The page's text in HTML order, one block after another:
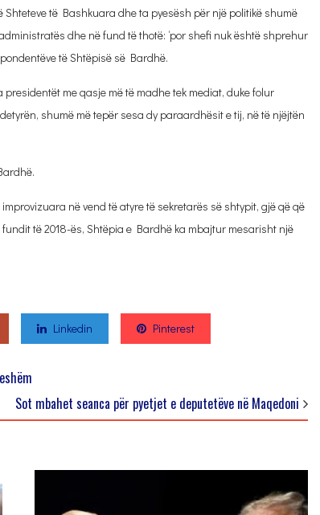
të Bashkuara dhe ta pyesësh për një politikë shumë
dhe në fund të thotë: ‘por shefi nuk është shprehur
të Shtëpisë së Bardhë.
me qasje më të madhe tek mediat, duke folur
shumë më tepër sesa dy paraardhësit e tij, në të njëjtën
në vend të atyre të sekretarës së shtypit, gjë që që
të 2018-ës, Shtëpia e Bardhë ka mbajtur mesarisht një
Linkedin Pinterest
Sot mbahet seanca për pyetjet e deputetëve në Maqedoni